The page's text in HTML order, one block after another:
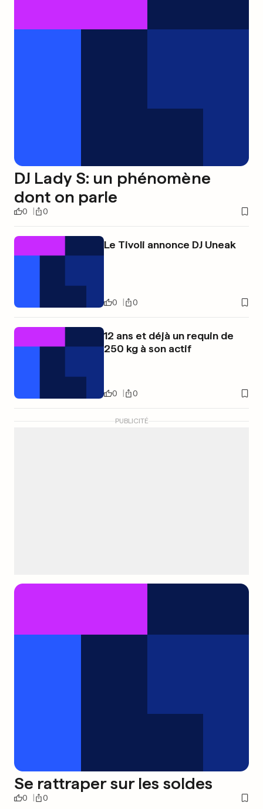
DJ Lady S: un phénomène
dont on parle
0 0
Le Tivoli annonce DJ Uneak
0 0
12 ans et déjà un requin de
250 kg à son actif
0 0
PUBLICITÉ
Se rattraper sur les soldes
0 0